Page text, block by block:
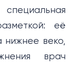
специальная
её
веко,
врач